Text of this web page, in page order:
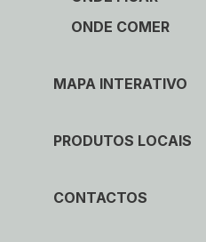
ONDE COMER
MAPA INTERATIVO
PRODUTOS LOCAIS
CONTACTOS